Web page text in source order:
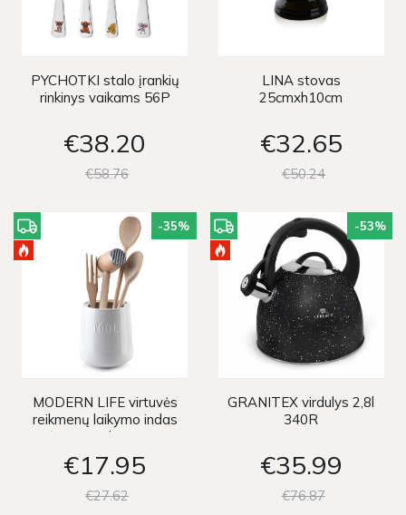
PYCHOTKI stalo įrankių
rinkinys vaikams 56P
€38 20
€5876
LINA stovas
25cmxh10cm
€32 65
€5024
-35%
MODERN LIFE virtuvės
reikmenų laikymo indas
śr:12.5cm h:14.5cm
€17 95
€2762
-53%
GRANITEX virdulys 2,8l
340R
€35 99
€7687